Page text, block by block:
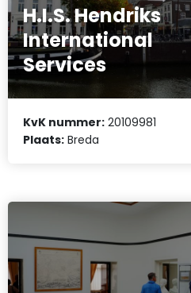
H.I.S. Hendriks
International
Services
KvK nummer: 20109981
Plaats: Breda